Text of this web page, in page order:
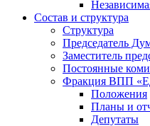
Состав и структура
Структура
Председатель
Заместитель
Постоянные
Фракция ВПП
Положения
Планы и
Депутаты